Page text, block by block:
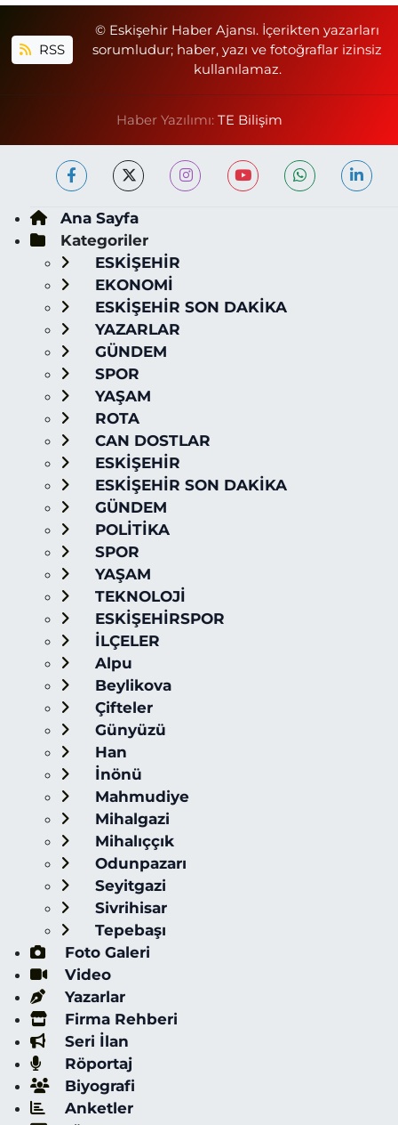
RSS
© Eskişehir Haber Ajansı. İçerikten yazarları
sorumludur; haber, yazı ve fotoğraflar izinsiz
kullanılamaz.
Haber Yazılımı: TE Bilişim
Ana Sayfa
Kategoriler
ESKİŞEHİR
EKONOMİ
ESKİŞEHİR SON DAKİKA
YAZARLAR
GÜNDEM
SPOR
YAŞAM
ROTA
CAN DOSTLAR
ESKİŞEHİR
ESKİŞEHİR SON DAKİKA
GÜNDEM
POLİTİKA
SPOR
YAŞAM
TEKNOLOJİ
ESKİŞEHİRSPOR
İLÇELER
Alpu
Beylikova
Çifteler
Günyüzü
Han
İnönü
Mahmudiye
Mihalgazi
Mihalıççık
Odunpazarı
Seyitgazi
Sivrihisar
Tepebaşı
Foto Galeri
Video
Yazarlar
Firma Rehberi
Seri İlan
Röportaj
Biyografi
Anketler